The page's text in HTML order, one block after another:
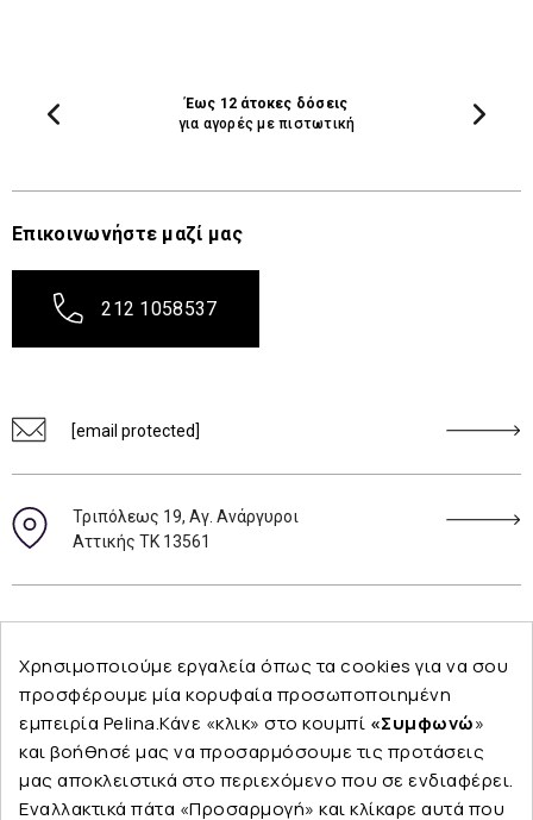
Έως 12 άτοκες δόσεις
για αγορές με πιστωτική
Επικοινωνήστε μαζί μας
212 1058537
[email protected]
Τριπόλεως 19, Αγ. Ανάργυροι
Αττικής ΤΚ 13561
Εταιρεία
Χρησιμοποιούμε εργαλεία όπως τα cookies για να σου
προσφέρουμε μία κορυφαία προσωποποιημένη
εμπειρία Pelina.Κάνε «κλικ» στο κουμπί «Συμφωνώ»
και βοήθησέ μας να προσαρμόσουμε τις προτάσεις
μας αποκλειστικά στο περιεχόμενο που σε ενδιαφέρει.
Εναλλακτικά πάτα «Προσαρμογή» και κλίκαρε αυτά που